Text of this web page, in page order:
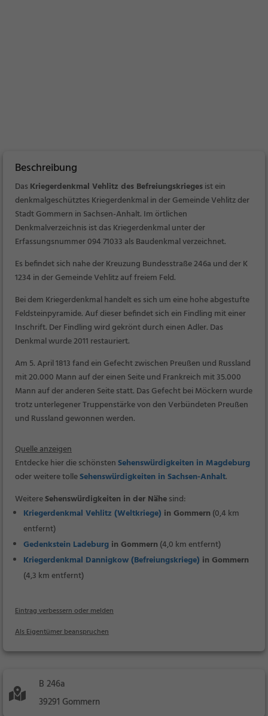
Beschreibung
Das Kriegerdenkmal Vehlitz des Befreiungskriegesist ein
denkmalgeschütztes Kriegerdenkmal in der Gemeinde Vehlitz der
Stadt Gommern in Sachsen-Anhalt. Im örtlichen
Denkmalverzeichnis ist das Kriegerdenkmal unter der
Erfassungsnummer 094 71033 als Baudenkmal verzeichnet.
Es befindet sich nahe der Kreuzung Bundesstraße 246a und der K
1234 in der Gemeinde Vehlitz auf freiem Feld.
Bei dem Kriegerdenkmal handelt es sich um eine hohe abgestufte
Feldsteinpyramide. Auf dieser befindet sich ein Findling mit einer
Inschrift. Der Findling wird gekrönt durch einen Adler. Das
Denkmal wurde 2011 restauriert.
Am 5. April 1813 fand ein Gefecht zwischen Preußen und Russland
mit 20.000 Mann auf der einen Seite und Frankreich mit 35.000
Mann auf der anderen Seite statt. Das Gefecht bei Möckern wurde
trotz unterlegener Truppenstärke von den Verbündeten Preußen
und Russland gewonnen werden.
Quelle anzeigen
Entdecke hier die schönstenSehenswürdigkeiten in Magdeburg
oder weitere tolleSehenswürdigkeiten in Sachsen-Anhalt.
WeitereSehenswürdigkeiten in der Nähesind:
Kriegerdenkmal Vehlitz (Weltkriege) in Gommern (0,4 km
entfernt)
Gedenkstein Ladeburg in Gommern (4,0 km entfernt)
Kriegerdenkmal Dannigkow (Befreiungskriege) in Gommern
(4,3 km entfernt)
Eintrag verbessern oder melden
Als Eigentümer beanspruchen
B 246a
39291 Gommern